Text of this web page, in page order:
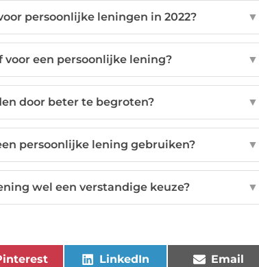
persoonlijke leningen in 2022? ▼
een persoonlijke lening? ▼
door beter te begroten? ▼
persoonlijke lening gebruiken? ▼
wel een verstandige keuze? ▼
LinkedIn Email